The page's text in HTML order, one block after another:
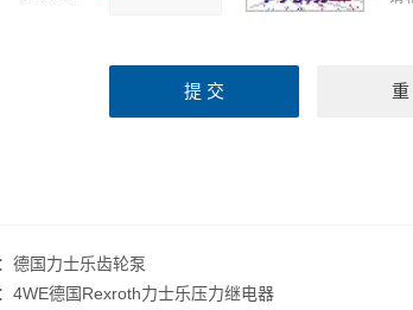
德国力士乐齿轮泵
4WE德国Rexroth力士乐压力继电器